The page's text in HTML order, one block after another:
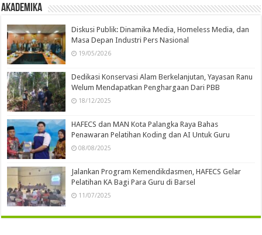
Akademika
Diskusi Publik: Dinamika Media, Homeless Media, dan
Masa Depan Industri Pers Nasional
19/05/2026
Dedikasi Konservasi Alam Berkelanjutan, Yayasan Ranu
Welum Mendapatkan Penghargaan Dari PBB
18/12/2025
HAFECS dan MAN Kota Palangka Raya Bahas
Penawaran Pelatihan Koding dan AI Untuk Guru
08/08/2025
Jalankan Program Kemendikdasmen, HAFECS Gelar
Pelatihan KA Bagi Para Guru di Barsel
11/07/2025